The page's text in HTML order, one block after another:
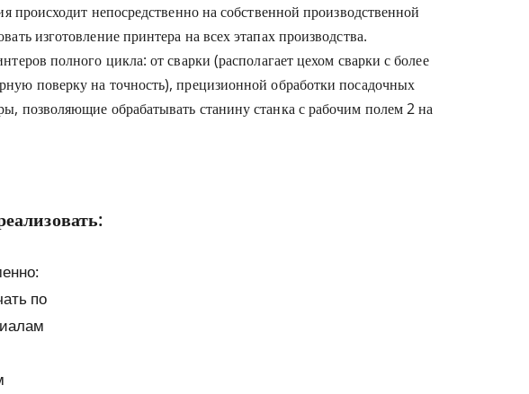
происходит непосредственно на собственной производственной
изготовление принтера на всех этапах производства.
полного цикла: от сварки (располагает цехом сварки с более
поверку на точность), прецизионной обработки посадочных
позволяющие обрабатывать станину станка с рабочим полем 2 на
по